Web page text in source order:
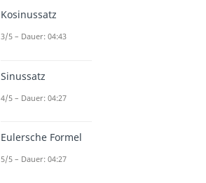
Kosinussatz
3/5 – Dauer: 04:43
Sinussatz
4/5 – Dauer: 04:27
Eulersche Formel
5/5 – Dauer: 04:27